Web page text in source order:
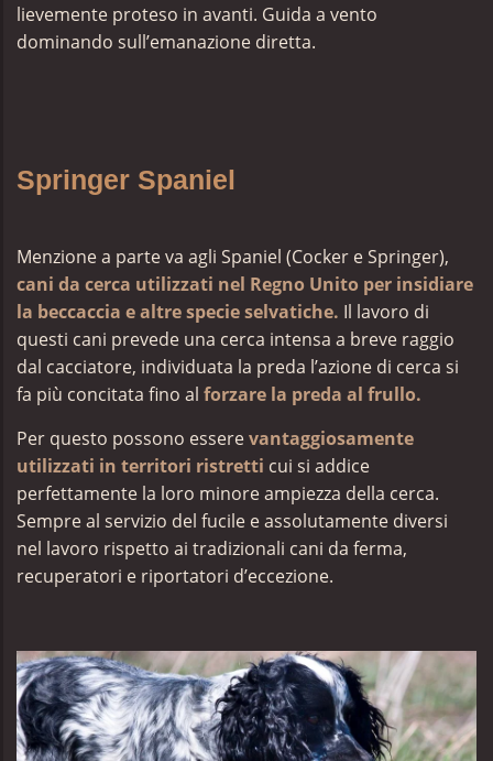
lievemente proteso in avanti. Guida a vento
dominando sull’emanazione diretta.
Springer Spaniel
Menzione a parte va agli Spaniel (Cocker e Springer),
cani da cerca utilizzati nel Regno Unito per insidiare
la beccaccia e altre specie selvatiche. Il lavoro di
questi cani prevede una cerca intensa a breve raggio
dal cacciatore, individuata la preda l’azione di cerca si
fa più concitata fino al forzare la preda al frullo.
Per questo possono esserevantaggiosamente
utilizzati in territori ristretti cui si addice
perfettamente la loro minore ampiezza della cerca.
Sempre al servizio del fucile e assolutamente diversi
nel lavoro rispetto ai tradizionali cani da ferma,
recuperatori e riportatori d’eccezione.